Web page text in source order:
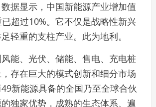
据显示，中国新能源产业增加值
超过10%。它不仅是战略性新兴
轻重的支柱产业。此为地利。
能、光伏、储能、售电、充电桩
存在巨大的模式创新和细分市场
新能源具备的全国乃至全球合伙
独家优势，成熟的生态体系、遍